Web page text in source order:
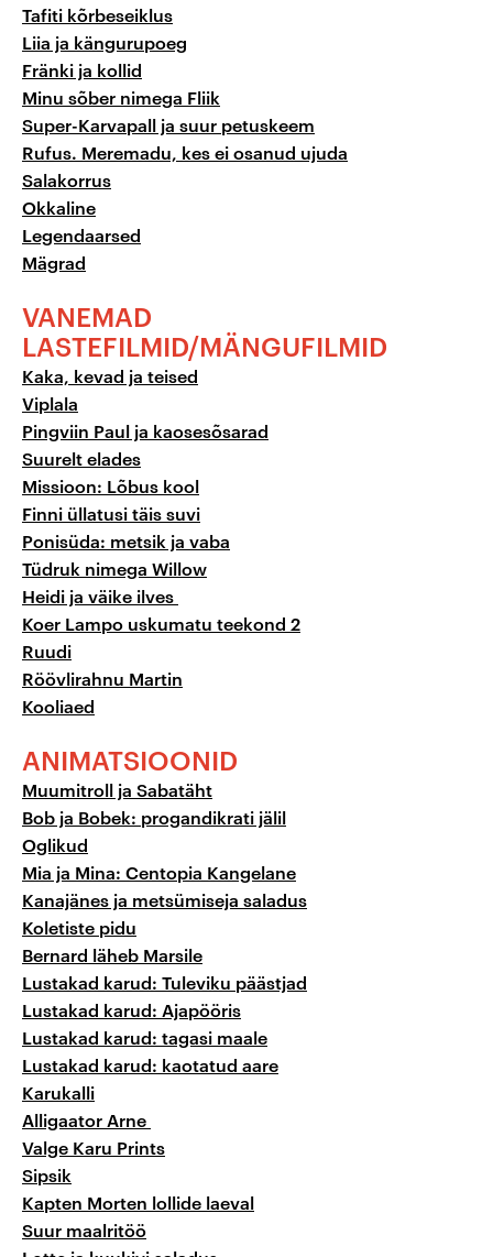
Tafiti kõrbeseiklus
Liia ja kängurupoeg
Fränki ja kollid
Minu sõber nimega Fliik
Super-Karvapall ja suur petuskeem
Rufus. Meremadu, kes ei osanud ujuda
Salakorrus
Okkaline
Legendaarsed
Mägrad
VANEMAD
LASTEFILMID/ MÄNGUFILMID
Kaka, kevad ja teised
Viplala
Pingviin Paul ja kaosesõsarad
Suurelt elades
Missioon: Lõbus kool
Finni üllatusi täis suvi
Ponisüda: metsik ja vaba
Tüdruk nimega Willow
Heidi ja väike ilves
Koer Lampo uskumatu teekond 2
Ruudi
Röövlirahnu Martin
Kooliaed
ANIMATSIOONID
Muumitroll ja Sabatäht
Bob ja Bobek: progandikrati jälil
Oglikud
Mia ja Mina: Centopia Kangelane
Kanajänes ja metsümiseja saladus
Koletiste pidu
Bernard läheb Marsile
Lustakad karud: Tuleviku päästjad
Lustakad karud: Ajapööris
Lustakad karud: tagasi maale
Lustakad karud: kaotatud aare
Karukalli
Alligaator Arne
Valge Karu Prints
Sipsik
Kapten Morten lollide laeval
Suur maalritöö